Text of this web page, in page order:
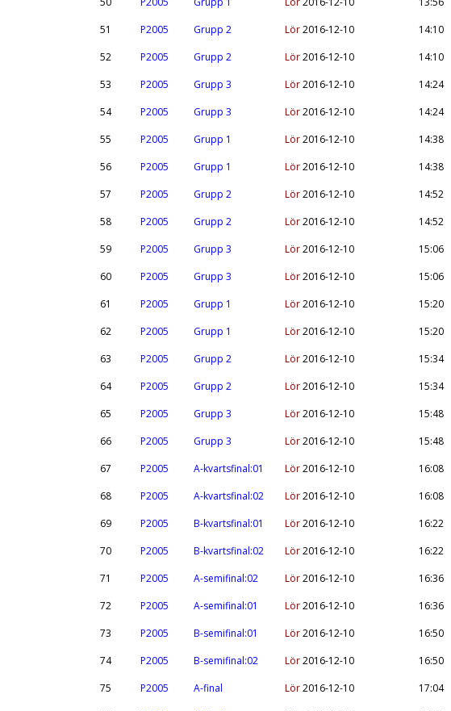
51
P2005 Grupp 2 Lör2016-12-10 14:10
52
P2005 Grupp 2 Lör2016-12-10 14:10
53
P2005 Grupp 3 Lör2016-12-10 14:24
54
P2005 Grupp 3 Lör2016-12-10 14:24
55
P2005 Grupp 1 Lör2016-12-10 14:38
56
P2005 Grupp 1 Lör2016-12-10 14:38
57
P2005 Grupp 2 Lör2016-12-10 14:52
58
P2005 Grupp 2 Lör2016-12-10 14:52
59
P2005 Grupp 3 Lör2016-12-10 15:06
60
P2005 Grupp 3 Lör2016-12-10 15:06
61
P2005 Grupp 1 Lör2016-12-10 15:20
62
P2005 Grupp 1 Lör2016-12-10 15:20
63
P2005 Grupp 2 Lör2016-12-10 15:34
64
P2005 Grupp 2 Lör2016-12-10 15:34
65
P2005 Grupp 3 Lör2016-12-10 15:48
66
P2005 Grupp 3 Lör2016-12-10 15:48
67
P2005 A-kvartsfinal:01 Lör2016-12-10 16:08
68 P2005 A-kvartsfinal:02 Lör2016-12-10 16:08
69
P2005 B-kvartsfinal:01 Lör2016-12-10 16:22
70 P2005 B-kvartsfinal:02 Lör2016-12-10 16:22
71
P2005 A-semifinal:02 Lör2016-12-10 16:36
72
P2005 A-semifinal:01 Lör2016-12-10 16:36
73
P2005 B-semifinal:01 Lör2016-12-10 16:50
74
P2005 B-semifinal:02 Lör2016-12-10 16:50
75
P2005 A-final Lör2016-12-10 17:04